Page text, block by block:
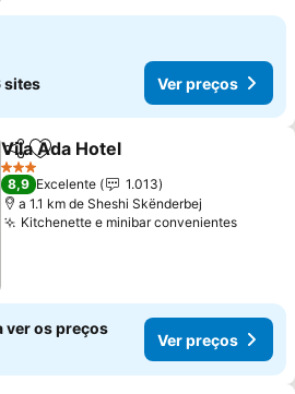
sites Ver preços
PartilharAdicionar aos favoritos
Vila Ada Hotel
3 Estrelas
8,9 Excelente
1.013
a 1.1 km de Sheshi Skënderbej
Kitchenette e minibar convenientesVer
ver os preços
Ver preços